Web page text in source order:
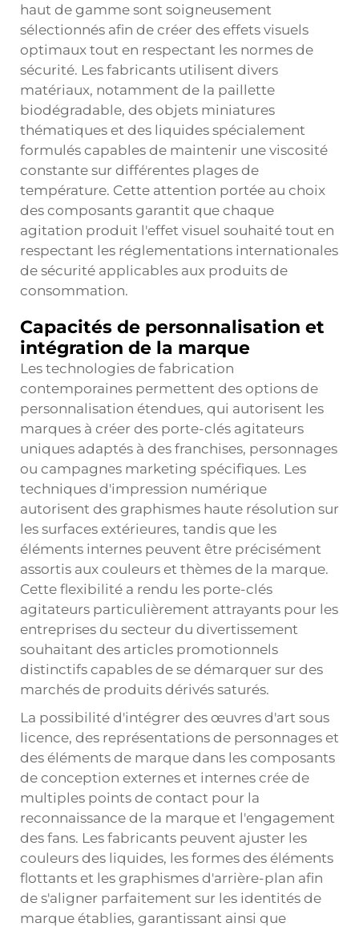
haut de gamme sont soigneusement
sélectionnés afin de créer des effets visuels
optimaux tout en respectant les normes de
sécurité. Les fabricants utilisent divers
matériaux, notamment de la paillette
biodégradable, des objets miniatures
thématiques et des liquides spécialement
formulés capables de maintenir une viscosité
constante sur différentes plages de
température. Cette attention portée au choix
des composants garantit que chaque
agitation produit l'effet visuel souhaité tout en
respectant les réglementations internationales
de sécurité applicables aux produits de
consommation.
Capacités de personnalisation et
intégration de la marque
Les technologies de fabrication
contemporaines permettent des options de
personnalisation étendues, qui autorisent les
marques à créer des porte-clés agitateurs
uniques adaptés à des franchises, personnages
ou campagnes marketing spécifiques. Les
techniques d'impression numérique
autorisent des graphismes haute résolution sur
les surfaces extérieures, tandis que les
éléments internes peuvent être précisément
assortis aux couleurs et thèmes de la marque.
Cette flexibilité a rendu les porte-clés
agitateurs particulièrement attrayants pour les
entreprises du secteur du divertissement
souhaitant des articles promotionnels
distinctifs capables de se démarquer sur des
marchés de produits dérivés saturés.
La possibilité d'intégrer des œuvres d'art sous
licence, des représentations de personnages et
des éléments de marque dans les composants
de conception externes et internes crée de
multiples points de contact pour la
reconnaissance de la marque et l'engagement
des fans. Les fabricants peuvent ajuster les
couleurs des liquides, les formes des éléments
flottants et les graphismes d'arrière-plan afin
de s'aligner parfaitement sur les identités de
marque établies, garantissant ainsi que